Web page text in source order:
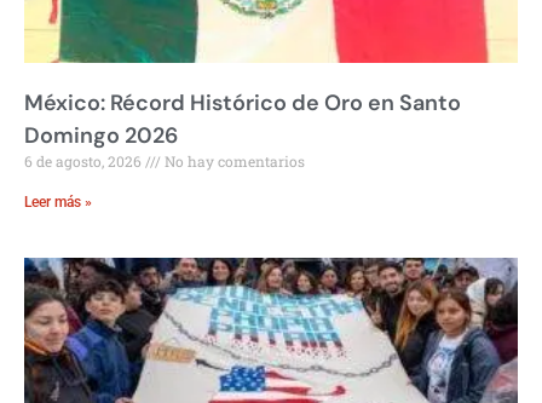
México: Récord Histórico de Oro en Santo
Domingo 2026
6 de agosto, 2026 No hay comentarios
Leer más »